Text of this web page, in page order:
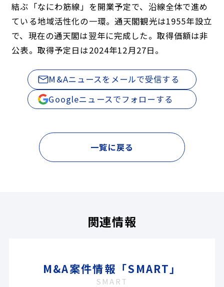
結ぶ「なにわ筋線」を開業予定で、沿線全体で進め
ている地域活性化の一環。通天閣観光は1955年設立
で、現在の通天閣は翌年に完成した。取得価額は非
公表。取得予定日は2024年12月27日。
M&Aニュースをメールで受信する
Googleニュースでフォローする
一覧に戻る
関連情報
M&A案件情報「SMART」
SMART